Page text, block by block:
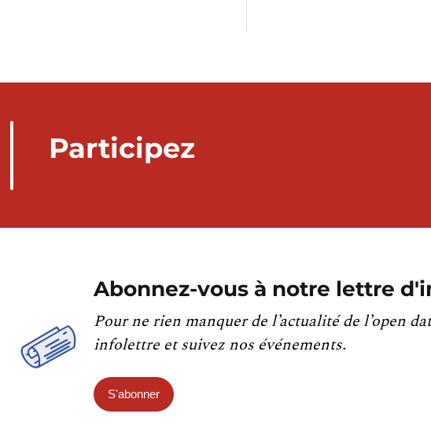
Participez
Abonnez-vous à notre lettre
Pour ne rien manquer de l’actualité de l’open
infolettre et suivez nos événements.
S'abonner